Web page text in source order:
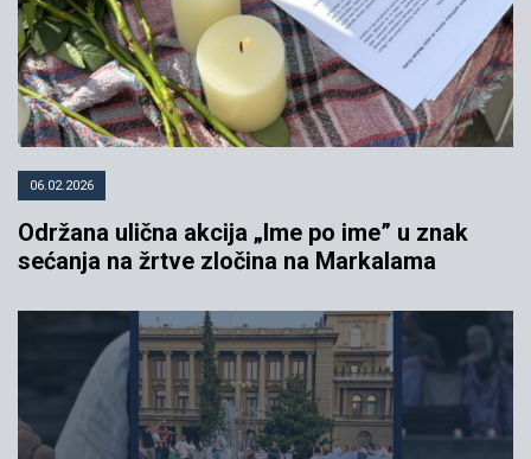
06.02.2026
Održana ulična akcija „Ime po ime” u znak
sećanja na žrtve zločina na Markalama